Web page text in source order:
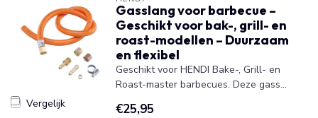
Vergelijk
Gasslang voor barbecue –
Geschikt voor bak-, grill- en
roast-modellen – Duurzaam
en flexibel
Geschikt voor HENDI Bake-, Grill- en
Roast-master barbecues. Deze gass...
€25,95